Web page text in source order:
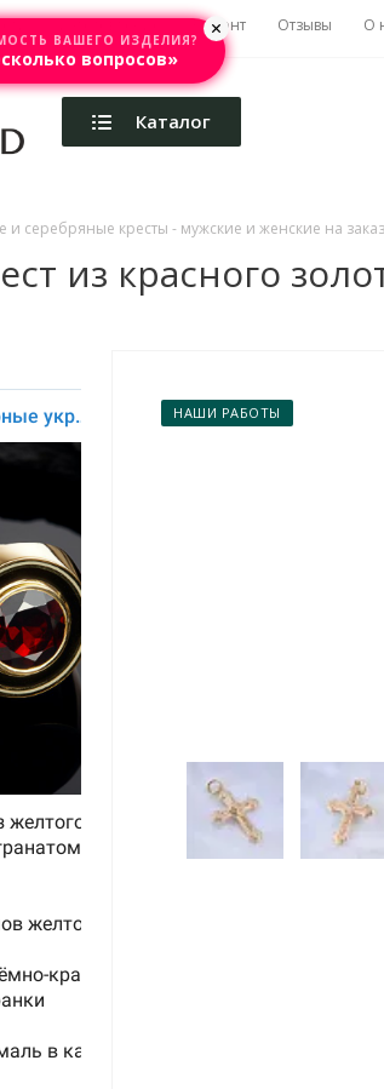
Изготовление Ремонт Отзывы О
Каталог
и серебряные кресты - мужские и женские на заказ
из красного
НАШИ РАБОТЫ
ВАШЕГО ИЗДЕЛИЯ?
вопросов»